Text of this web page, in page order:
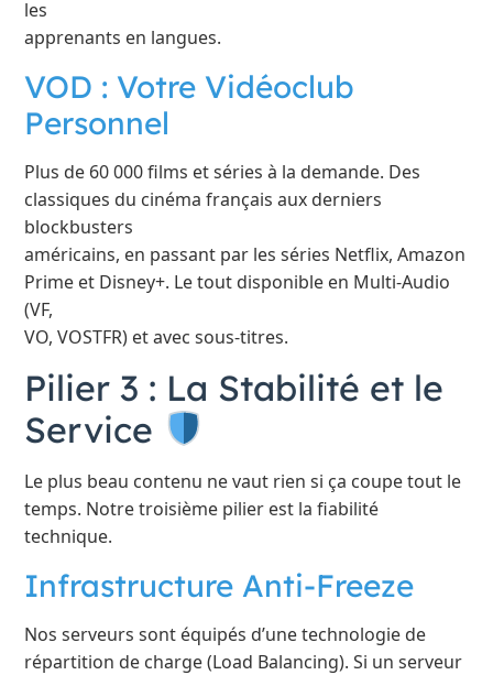
les
apprenants en langues.
VOD : Votre Vidéoclub
Personnel
Plus de 60 000 films et séries à la demande. Des
classiques du cinéma français aux derniers
blockbusters
américains, en passant par les séries Netflix, Amazon
Prime et Disney+. Le tout disponible en Multi-Audio
(VF,
VO, VOSTFR) et avec sous-titres.
Pilier 3 : La Stabilité et le
Service
Le plus beau contenu ne vaut rien si ça coupe tout le
temps. Notre troisième pilier est la fiabilité
technique.
Infrastructure Anti-Freeze
Nos serveurs sont équipés d’une technologie de
répartition de charge (Load Balancing). Si un serveur